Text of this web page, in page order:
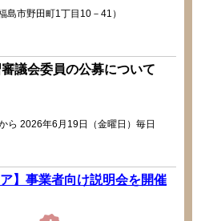
市野田町1丁目10－41）
議会委員の公募について
ら 2026年6月19日（金曜日）毎日
】事業者向け説明会を開催